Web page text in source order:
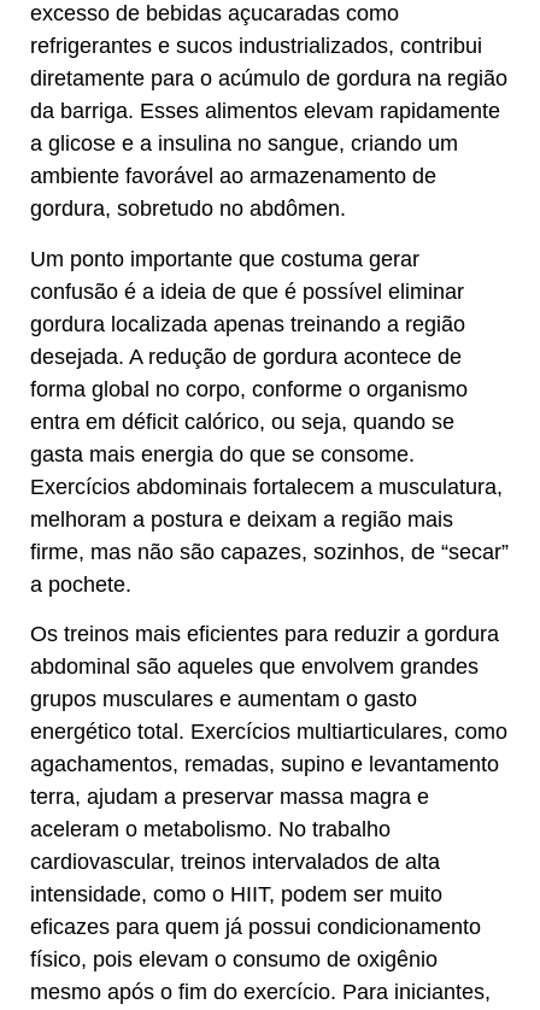
excesso de bebidas açucaradas como
refrigerantes e sucos industrializados, contribui
diretamente para o acúmulo de gordura na região
da barriga. Esses alimentos elevam rapidamente
a glicose e a insulina no sangue, criando um
ambiente favorável ao armazenamento de
gordura, sobretudo no abdômen.
Um ponto importante que costuma gerar
confusão é a ideia de que é possível eliminar
gordura localizada apenas treinando a região
desejada. A redução de gordura acontece de
forma global no corpo, conforme o organismo
entra em déficit calórico, ou seja, quando se
gasta mais energia do que se consome.
Exercícios abdominais fortalecem a musculatura,
melhoram a postura e deixam a região mais
firme, mas não são capazes, sozinhos, de “secar”
a pochete.
Os treinos mais eficientes para reduzir a gordura
abdominal são aqueles que envolvem grandes
grupos musculares e aumentam o gasto
energético total. Exercícios multiarticulares, como
agachamentos, remadas, supino e levantamento
terra, ajudam a preservar massa magra e
aceleram o metabolismo. No trabalho
cardiovascular, treinos intervalados de alta
intensidade, como o HIIT, podem ser muito
eficazes para quem já possui condicionamento
físico, pois elevam o consumo de oxigênio
mesmo após o fim do exercício. Para iniciantes,